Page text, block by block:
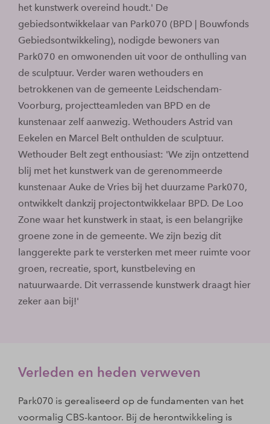
het kunstwerk overeind houdt.' De
gebiedsontwikkelaar van Park070 (BPD | Bouwfonds
Gebiedsontwikkeling), nodigde bewoners van
Park070 en omwonenden uit voor de onthulling van
de sculptuur. Verder waren wethouders en
betrokkenen van de gemeente Leidschendam-
Voorburg, projectteamleden van BPD en de
kunstenaar zelf aanwezig. Wethouders Astrid van
Eekelen en Marcel Belt onthulden de sculptuur.
Wethouder Belt zegt enthousiast: 'We zijn ontzettend
blij met het kunstwerk van de gerenommeerde
kunstenaar Auke de Vries bij het duurzame Park070,
ontwikkelt dankzij projectontwikkelaar BPD. De Loo
Zone waar het kunstwerk in staat, is een belangrijke
groene zone in de gemeente. We zijn bezig dit
langgerekte park te versterken met meer ruimte voor
groen, recreatie, sport, kunstbeleving en
natuurwaarde. Dit verrassende kunstwerk draagt hier
zeker aan bij!'
Verleden en heden verweven
Park070 is gerealiseerd op de fundamenten van het
voormalig CBS-kantoor. Bij de herontwikkeling is